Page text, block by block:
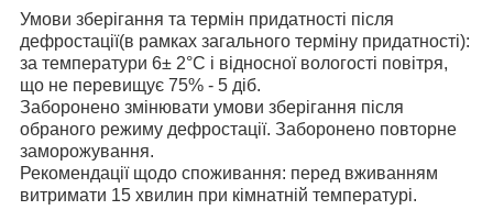
Умови зберігання та термін придатності після
дефростації(в рамках загального терміну придатності):
за температури 6± 2°С і відносної вологості повітря,
що не перевищує 75% - 5 діб.
Заборонено змінювати умови зберігання після
обраного режиму дефростації. Заборонено повторне
заморожування.
Рекомендації щодо споживання: перед вживанням
витримати 15 хвилин при кімнатній температурі.